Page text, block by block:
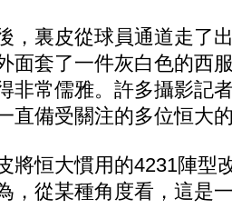
裏皮從球員通道走了
面套了一件灰白色的西
非常儒雅。許多攝影記
直備受關注的多位恒大
恒大慣用的4231陣型
，從某種角度看，這是